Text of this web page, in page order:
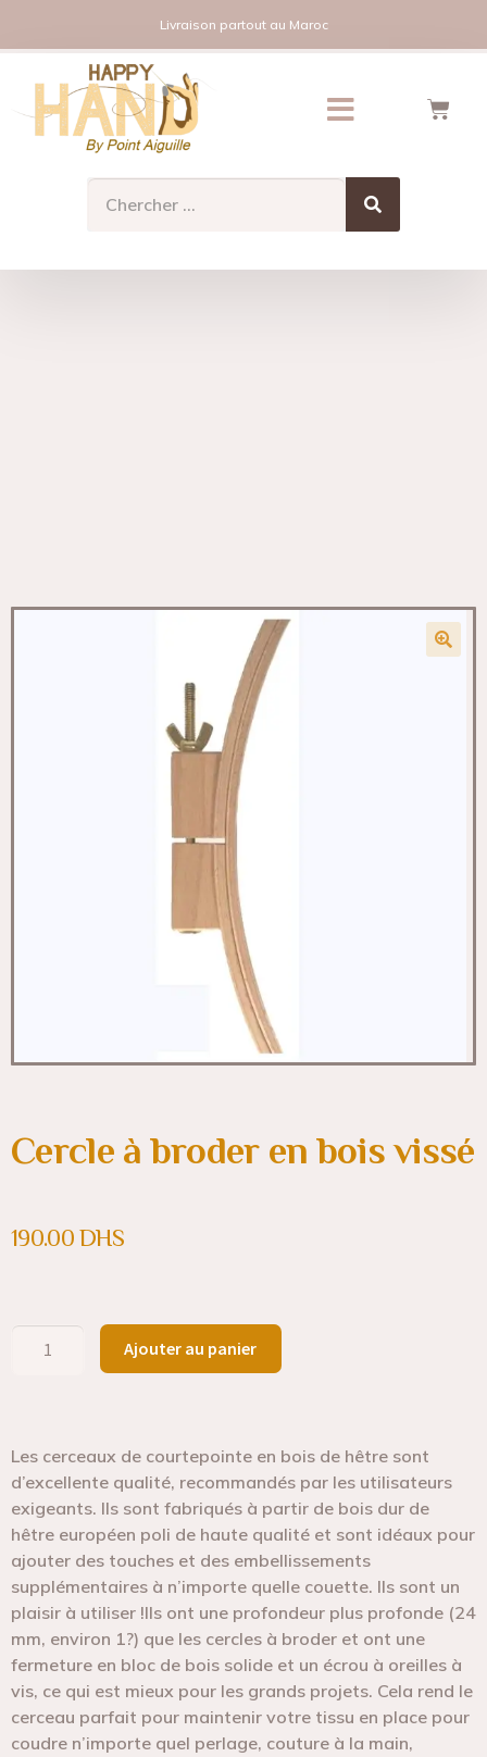
Livraison partout au Maroc
Cercle à broder en bois vissé
190.00DHS
Ajouter au panier
Les cerceaux de courtepointe en bois de hêtre sont
d’excellente qualité, recommandés par les utilisateurs
exigeants. Ils sont fabriqués à partir de bois dur de
hêtre européen poli de haute qualité et sont idéaux pour
ajouter des touches et des embellissements
supplémentaires à n’importe quelle couette. Ils sont un
plaisir à utiliser !Ils ont une profondeur plus profonde (24
mm, environ 1?) que les cercles à broder et ont une
fermeture en bloc de bois solide et un écrou à oreilles à
vis, ce qui est mieux pour les grands projets. Cela rend le
cerceau parfait pour maintenir votre tissu en place pour
coudre n’importe quel perlage, couture à la main,